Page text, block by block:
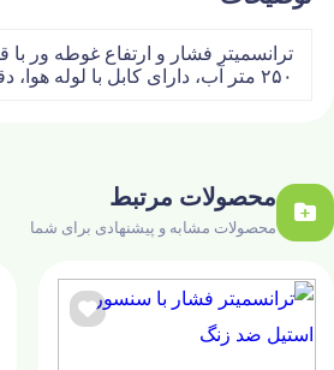
۲۵۰ متر آب، دارای کابل با لوله هوا، دقت ۰/۵ درصد و پورت دیافراگمی
محصولات مرتبط
محصولات مشابه و پیشنهادی برای شما